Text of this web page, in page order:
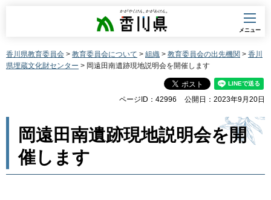
香川県
メニュー
香川県教育委員会 > 教育委員会について > 組織 > 教育委員会の出先機関 > 香川
県埋蔵文化財センター > 岡遠田南遺跡現地説明会を開催します
ページID：42996 公開日：2023年9月20日
岡遠田南遺跡現地説明会を開
催します